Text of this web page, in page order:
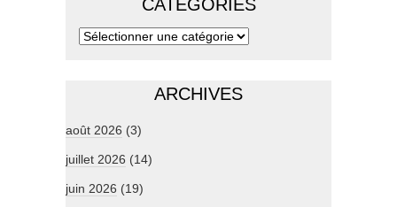
CATÉGORIES
ARCHIVES
août 2026 (3)
juillet 2026 (14)
juin 2026 (19)